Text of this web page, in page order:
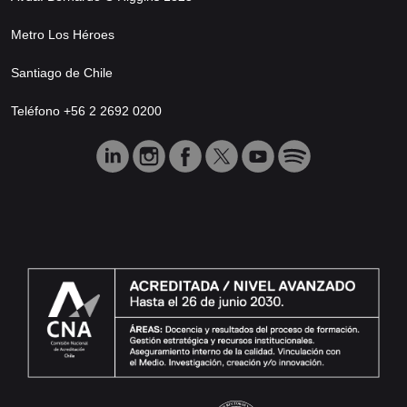
Metro Los Héroes
Santiago de Chile
Teléfono +56 2 2692 0200